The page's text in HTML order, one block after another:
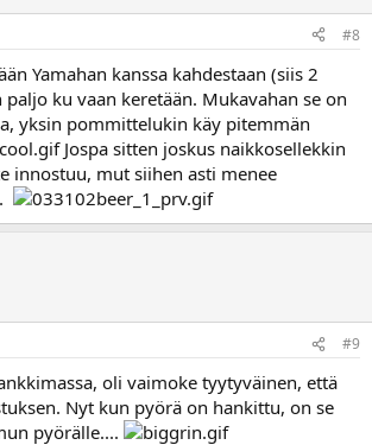
#8
Yamahan kanssa kahdestaan (siis 2
paljo ku vaan keretään. Mukavahan se on
yksin pommittelukin käy pitemmän
Jospa sitten joskus naikkosellekkin
innostuu, mut siihen asti menee
#9
oli vaimoke tyytyväinen, että
Nyt kun pyörä on hankittu, on se
pyörälle....